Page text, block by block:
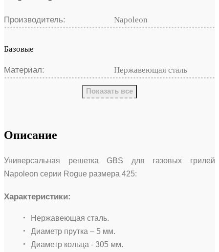
Производитель: Napoleon
Базовые
Материал: Нержавеющая сталь
Показать все
Описание
Универсальная решетка GBS для газовых грилей
Napoleon серии Rogue размера 425:
Характеристики:
Нержавеющая сталь.
Диаметр прутка – 5 мм.
Диаметр кольца - 305 мм.